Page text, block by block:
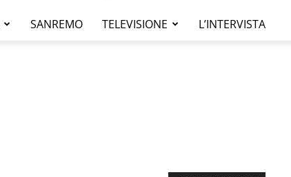
SANREMO TELEVISIONE L’INTERVISTA